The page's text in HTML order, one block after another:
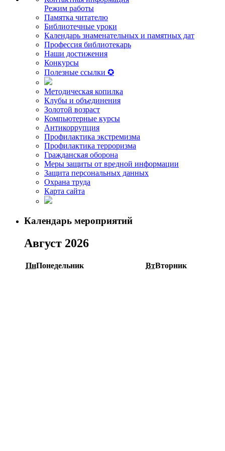
Режим работы
Памятка читателю
Библиотечные уроки
Календарь знаменательных и памятных дат
Профессия библиотекарь
Наши достижения
Конкурсы
Полезные ссылки ✪
Методическая копилка
Клубы и объединения
Золотой возраст
Компьютерные курсы
Антикоррупция
Профилактика экстремизма
Профилактика терроризма
Гражданская оборона
Меры защиты от вредной информации
Защита персональных данных
Охрана труда
Карта сайта
Календарь мероприятий
Август 2026
ПнПонедельник ВтВторник